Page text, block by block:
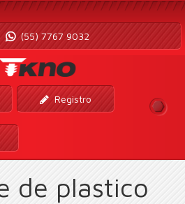
(55) 7767 9032
Registro
de plastico